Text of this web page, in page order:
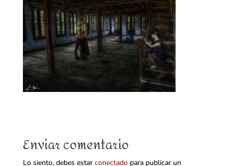
Enviar comentario
Lo siento, debes estar conectadopara publicar un